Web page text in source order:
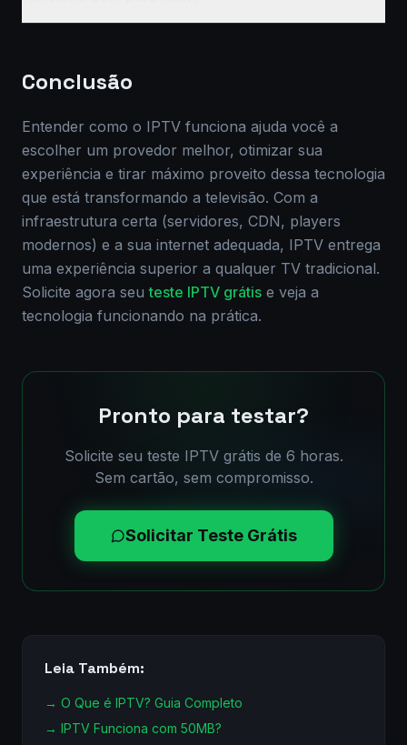
Conclusão
Entender como o IPTV funciona ajuda você a
escolher um provedor melhor, otimizar sua
experiência e tirar máximo proveito dessa tecnologia
que está transformando a televisão. Com a
infraestrutura certa (servidores, CDN, players
modernos) e a sua internet adequada, IPTV entrega
uma experiência superior a qualquer TV tradicional.
Solicite agora seuteste IPTV grátis e veja a
tecnologia funcionando na prática.
Pronto para testar?
Solicite seu teste IPTV grátis de 6 horas.
Sem cartão, sem compromisso.
Solicitar Teste Grátis
Leia Também:
→ O Que é IPTV? Guia Completo
→ IPTV Funciona com 50MB?